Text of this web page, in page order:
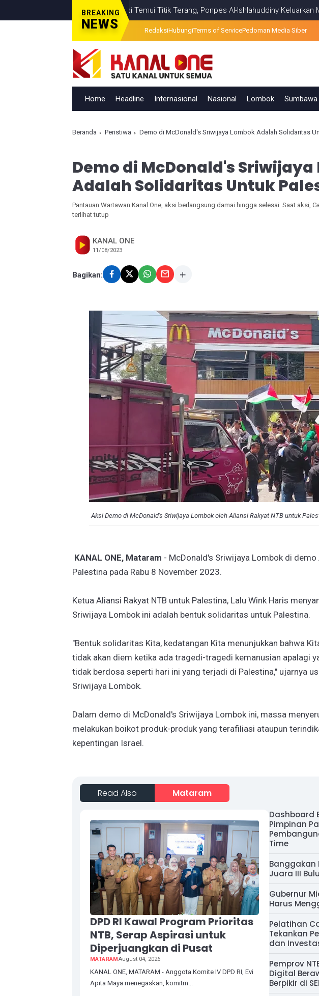
BREAKING
NEWS
Visual Berita Televisi Temui Titik Terang, Ponpes Al-Ishlahuddiny Keluarkan Maklumlat
RedaksiHubungiTerms of ServicePedoman Media Siber
Home Headline Internasional Nasional Lombok Sumbawa
Beranda Peristiwa Demo di McDonald's Sriwijaya Lombok Adalah Solidaritas
Demo di McDonald's Sriwijaya
Adalah Solidaritas Untuk
Pantauan Wartawan Kanal One, aksi berlangsung damai hingga selesai. Saat aksi,
terlihat tutup
KANAL ONE
11/08/2023
Bagikan:
Aksi Demo di McDonald's Sriwijaya Lombok oleh Aliansi Rakyat NTB untuk
KANAL ONE, Mataram - McDonald's Sriwijaya Lombok di demo
Palestina pada Rabu 8 November 2023.
Ketua Aliansi Rakyat NTB untuk Palestina, Lalu Wink Haris
Sriwijaya Lombok ini adalah bentuk solidaritas untuk Palestina.
"Bentuk solidaritas Kita, kedatangan Kita menunjukkan bahwa
tidak akan diem ketika ada tragedi-tragedi kemanusian apalagi
tidak berdosa seperti hari ini yang terjadi di Palestina," ujarnya
Sriwijaya Lombok.
Dalam demo di McDonald's Sriwijaya Lombok ini, massa
melakukan boikot produk-produk yang terafiliasi ataupun
kepentingan Israel.
Read Also Mataram
DPD RI Kawal Program Prioritas
NTB, Serap Aspirasi untuk
Diperjuangkan di Pusat
MATARAMAugust 04, 2026
KANAL ONE, MATARAM - Anggota Komite IV DPD RI, Evi
Apita Maya menegaskan, komitm...
Dashboard
Pimpinan
Time
Banggakan
Juara III
Gubernur
Harus
Pelatihan
Tekankan
dan
Pemprov
Digital
Berpikir di